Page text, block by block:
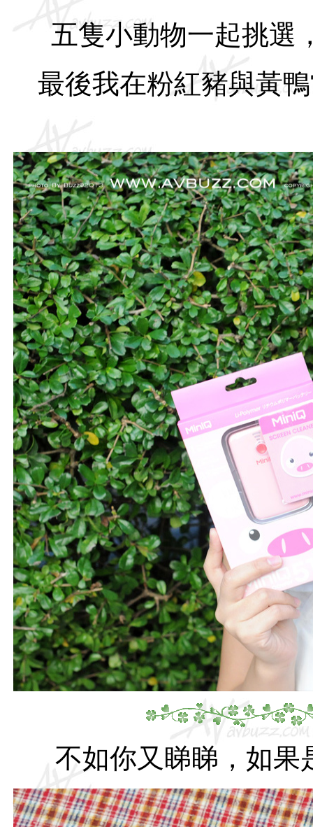
五隻小動物一起挑選
最後我在粉紅豬與黃
不如你又睇睇，如